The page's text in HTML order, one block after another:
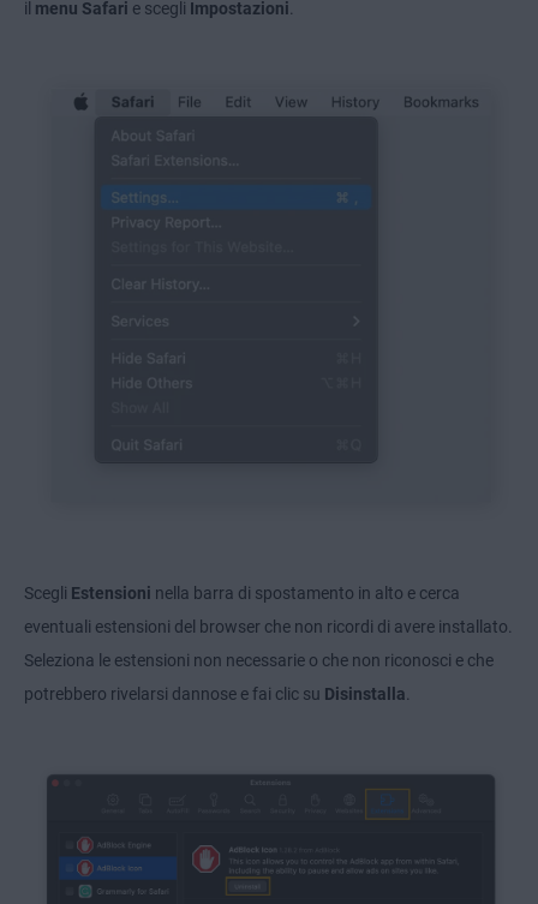
il menu Safari e scegli Impostazioni
Scegli Estensioni nella barra di spostamento in alto e cerca
eventuali estensioni del browser che non ricordi di avere installato.
Seleziona le estensioni non necessarie o che non riconosci e che
potrebbero rivelarsi dannose e fai clic su Disinstalla.